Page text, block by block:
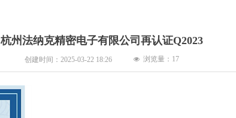
杭州法纳克精密电子有限公司再认证Q2023
创建时间： 2025-03-22 18:26 넶 浏览量： 17